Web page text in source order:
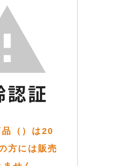
品（）は20
方には販売